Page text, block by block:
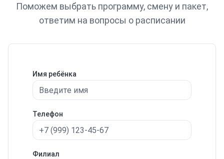
Поможем выбрать программу, смену и пакет,
ответим на вопросы о расписании
Имя ребёнка
Телефон
Филиал